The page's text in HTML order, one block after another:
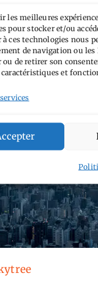
les meilleures
pour stocker et/ou
ces technologies nous
de navigation ou les
ou de retirer son
et